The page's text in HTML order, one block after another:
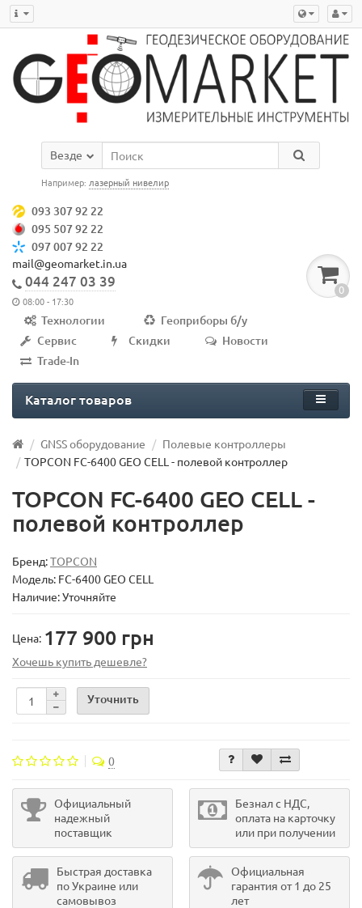
Везде
Например:лазерный нивелир
093 307 92 22
095 507 92 22
097 007 92 22
mail@geomarket.in.ua
044 247 03 39
08:00 - 17:30
0
Технологии
Геоприборы б/у
Сервис
Скидки
Новости
Trade-In
Каталог товаров
GNSS оборудование
Полевые контроллеры
TOPCON FC-6400 GEO CELL - полевой контроллер
TOPCON FC-6400 GEO CELL -
полевой контроллер
Бренд:TOPCON
Модель: FC-6400 GEO CELL
Наличие: Уточняйте
Цена: 177 900 грн
Хочешь купить дешевле?
Уточнить
0
Официальный
надежный
поставщик
Безнал с НДС,
оплата на карточку
или при получении
Быстрая доставка
по Украине или
самовывоз
Официальная
гарантия от 1 до 25
лет